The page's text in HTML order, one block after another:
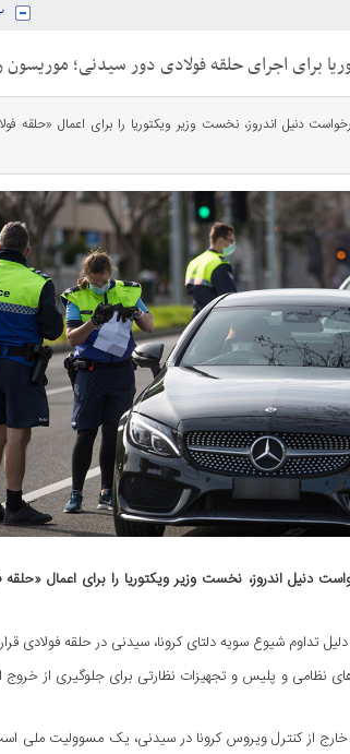
برای اجرای حلقه فولادی دور سیدنی؛ موریسون
دنیل اندروز، نخست وزیر ویکتوریا را برای اعمال «حلقه
دنیل اندروز، نخست وزیر ویکتوریا را برای اعمال «حلقه
دلیل تداوم شیوع سویه دلتای کرونا، سیدنی در حلقه فولادی
نظامی و پلیس و تجهیزات نظارتی برای جلوگیری از خروج
از کنترل ویروس کرونا در سیدنی، یک مسوولیت ملی